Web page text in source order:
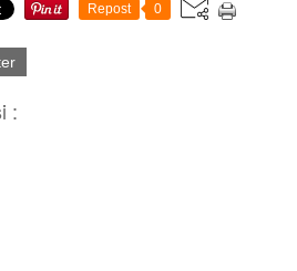
Repost 0
: